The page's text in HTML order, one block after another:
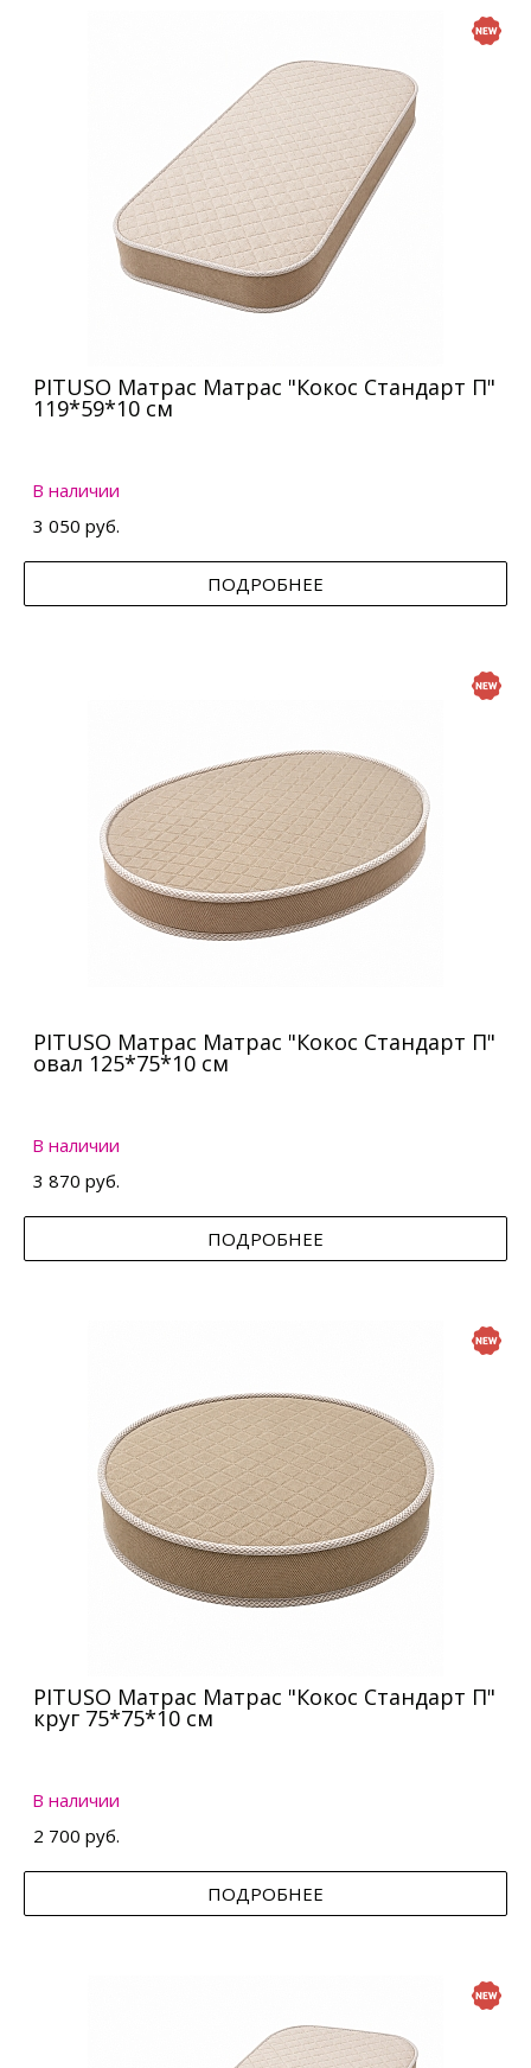
PITUSO Матрас Матрас "Кокос Стандарт П"
119*59*10 см
В наличии
3 050 руб.
ПОДРОБНЕЕ
PITUSO Матрас Матрас "Кокос Стандарт П"
овал 125*75*10 см
В наличии
3 870 руб.
ПОДРОБНЕЕ
PITUSO Матрас Матрас "Кокос Стандарт П"
круг 75*75*10 см
В наличии
2 700 руб.
ПОДРОБНЕЕ